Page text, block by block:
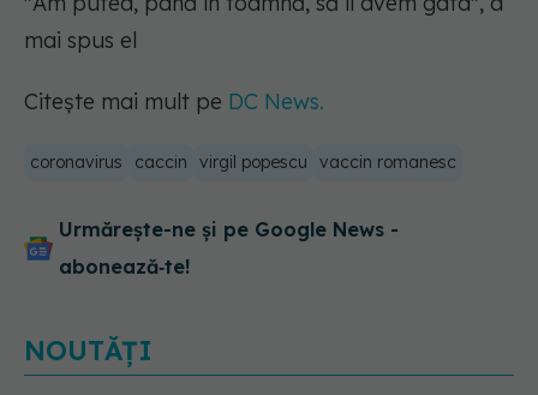
mai spus el
Citește mai mult pe DC News.
coronavirus caccin virgil popescu vaccin romanesc
Urmărește-ne și pe Google News -
abonează‑te!
NOUTĂȚI